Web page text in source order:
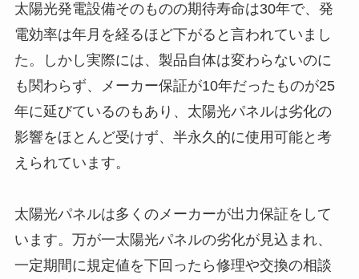
太陽光発電設備そのものの期待寿命は30年で、発
電効率は年月を経るほど下がると言われていまし
た。しかし実際には、製品自体は変わらないのに
も関わらず、メーカー保証が10年だったものが25
年に延びているのもあり、太陽光パネルは劣化の
影響をほとんど受けず、半永久的に使用可能と考
えられています。
太陽光パネルは多くのメーカーが出力保証をして
います。万が一太陽光パネルの劣化が見込まれ、
一定期間に規定値を下回ったら修理や交換の相談